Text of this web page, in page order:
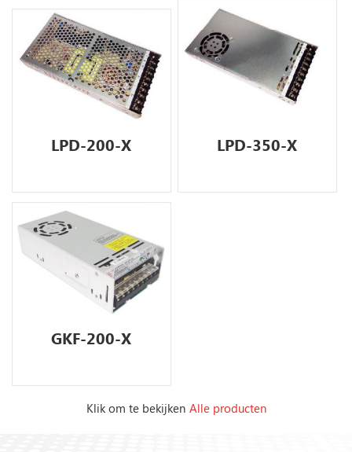
LPD-200-X LPD-350-X
GKF-200-X
Klik om te bekijken Alle producten